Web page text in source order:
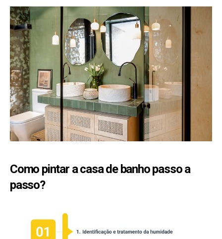
Como pintar a casa de banho passo a
passo?